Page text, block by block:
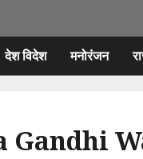
देश विदेश मनोरंजन
Gandhi